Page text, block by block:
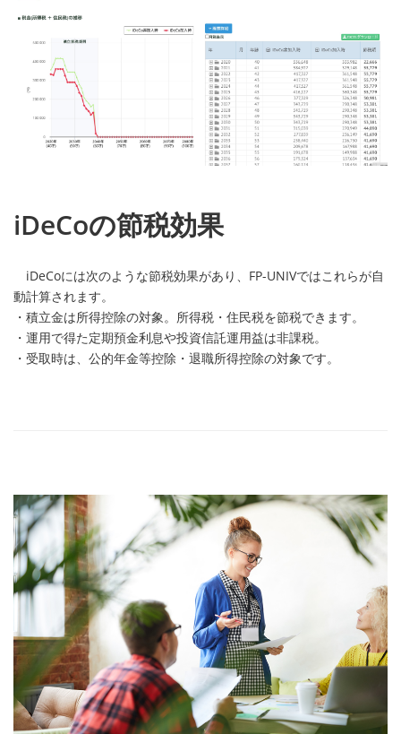
iDeCoの節税効果
iDeCoには次のような節税効果があり、FP-UNIVではこれらが自
動計算されます。
・積立金は所得控除の対象。所得税・住民税を節税できます。
・運用で得た定期預金利息や投資信託運用益は非課税。
・受取時は、公的年金等控除・退職所得控除の対象です。